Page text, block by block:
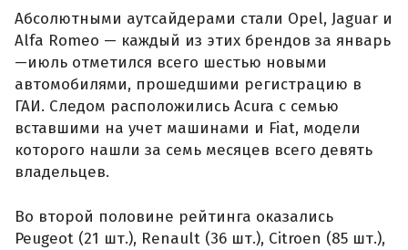
Абсолютными аутсайдерами стали Opel, Jaguar и
Alfa Romeo — каждый из этих брендов за январь
—июль отметился всего шестью новыми
автомобилями, прошедшими регистрацию в
ГАИ. Следом расположились Acura с семью
вставшими на учет машинами и Fiat, модели
которого нашли за семь месяцев всего девять
владельцев.
Во второй половине рейтинга оказались
Peugeot (21 шт.), Renault (36 шт.), Citroen (85 шт.),